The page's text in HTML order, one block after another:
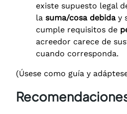
existe supuesto legal
la suma/cosa debiday
cumple requisitos de
acreedor carece de
cuando corresponda.
(Úsese como guía y